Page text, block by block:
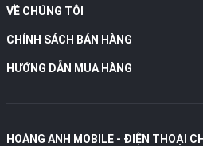
VỀ CHÚNG TÔI
CHÍNH SÁCH BÁN HÀNG
HƯỚNG DẪN MUA HÀNG
HOÀNG ANH MOBILE - ĐIỆN THOẠI